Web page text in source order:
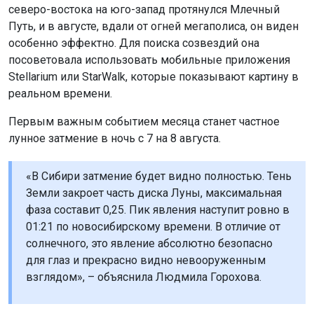
северо-востока на юго-запад протянулся Млечный
Путь, и в августе, вдали от огней мегаполиса, он виден
особенно эффектно. Для поиска созвездий она
посоветовала использовать мобильные приложения
Stellarium или StarWalk, которые показывают картину в
реальном времени.
Первым важным событием месяца станет частное
лунное затмение в ночь с 7 на 8 августа.
«В Сибири затмение будет видно полностью. Тень
Земли закроет часть диска Луны, максимальная
фаза составит 0,25. Пик явления наступит ровно в
01:21 по новосибирскому времени. В отличие от
солнечного, это явление абсолютно безопасно
для глаз и прекрасно видно невооруженным
взглядом», – объяснила Людмила Горохова.